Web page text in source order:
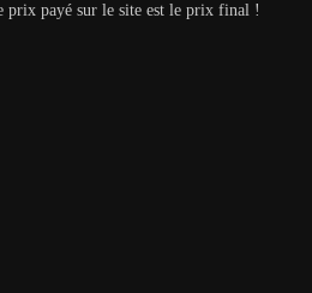
prix payé sur le site est le prix final !